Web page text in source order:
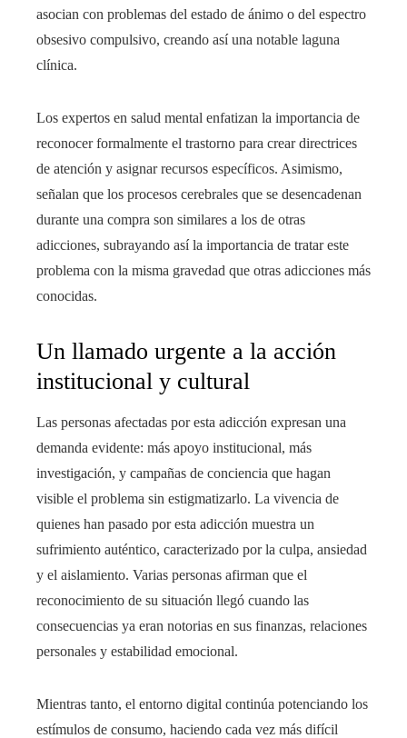
asocian con problemas del estado de ánimo o del espectro
obsesivo compulsivo, creando así una notable laguna
clínica.
Los expertos en salud mental enfatizan la importancia de
reconocer formalmente el trastorno para crear directrices
de atención y asignar recursos específicos. Asimismo,
señalan que los procesos cerebrales que se desencadenan
durante una compra son similares a los de otras
adicciones, subrayando así la importancia de tratar este
problema con la misma gravedad que otras adicciones más
conocidas.
Un llamado urgente a la acción
institucional y cultural
Las personas afectadas por esta adicción expresan una
demanda evidente: más apoyo institucional, más
investigación, y campañas de conciencia que hagan
visible el problema sin estigmatizarlo. La vivencia de
quienes han pasado por esta adicción muestra un
sufrimiento auténtico, caracterizado por la culpa, ansiedad
y el aislamiento. Varias personas afirman que el
reconocimiento de su situación llegó cuando las
consecuencias ya eran notorias en sus finanzas, relaciones
personales y estabilidad emocional.
Mientras tanto, el entorno digital continúa potenciando los
estímulos de consumo, haciendo cada vez más difícil